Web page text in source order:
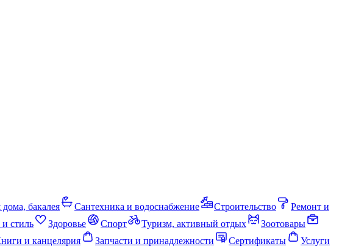
бакалея Сантехника и водоснабжение Строительство
Ремонт и
и стиль Здоровье Спорт Туризм, активный отдых
Зоотовары
и канцелярия Запчасти и принадлежности Сертификаты
Услуги